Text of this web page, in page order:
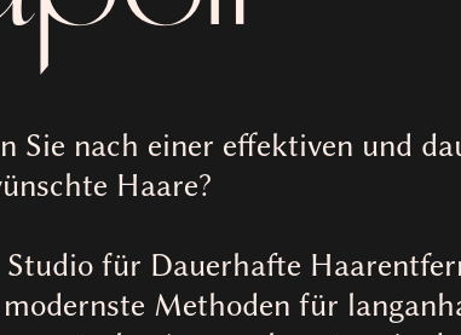
Sie nach einer effektiven und
Haare?
Studio für Dauerhafte
Methoden für